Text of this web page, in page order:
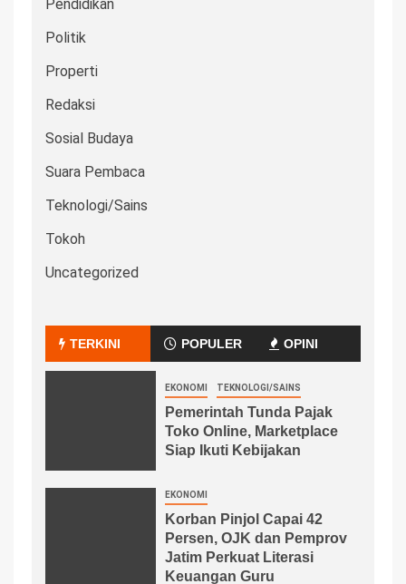
Pendidikan
Politik
Properti
Redaksi
Sosial Budaya
Suara Pembaca
Teknologi/Sains
Tokoh
Uncategorized
TERKINI POPULER OPINI
EKONOMI TEKNOLOGI/SAINS
Pemerintah Tunda Pajak
Toko Online, Marketplace
Siap Ikuti Kebijakan
EKONOMI
Korban Pinjol Capai 42
Persen, OJK dan Pemprov
Jatim Perkuat Literasi
Keuangan Guru